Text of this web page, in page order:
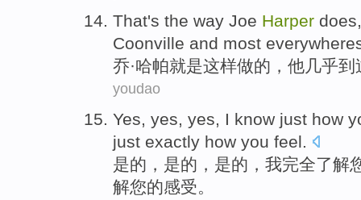
That's the way Joe Harper does
Coonville and most
乔·哈帕就是这样做的， 他几乎到
youdao
Yes, yes, yes, I know just how
just exactly how you feel.
是的 ，是的，是的， 我完全了解
解您的感受。